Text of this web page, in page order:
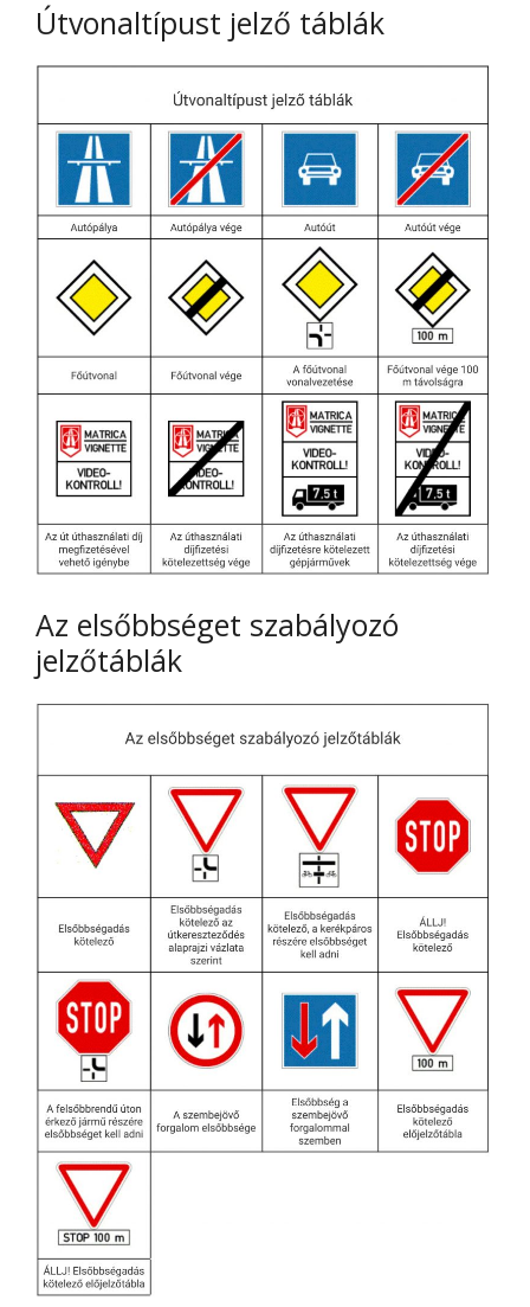
Útvonaltípust jelző táblák
Az elsőbbséget szabályozó
jelzőtáblák